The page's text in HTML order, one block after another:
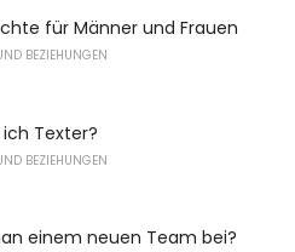
für Männer und Frauen
BEZIEHUNGEN
Texter?
BEZIEHUNGEN
einem neuen Team bei?